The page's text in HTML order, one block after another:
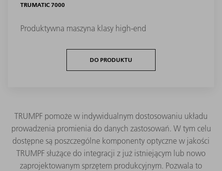
TRUMATIC 7000
Produktywna maszyna klasy high-end
DO PRODUKTU
TRUMPF pomoże w indywidualnym dostosowaniu układu
prowadzenia promienia do danych zastosowań. W tym celu
dostępne są poszczególne komponenty optyczne w jakości
TRUMPF służące do integracji z już istniejącym lub nowo
zaprojektowanym sprzętem produkcyjnym. Pozwala to